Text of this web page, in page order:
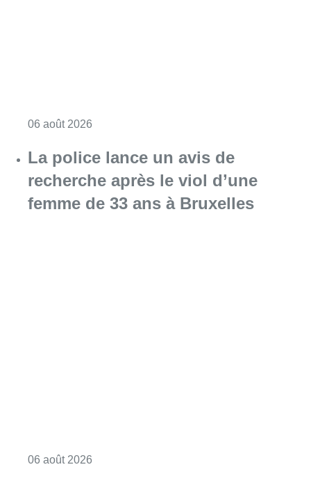
06 août 2026
La police lance un avis de
recherche après le viol d’une
femme de 33 ans à Bruxelles
06 août 2026